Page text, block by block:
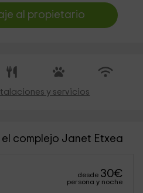
al propietario
y servicios
complejo Janet Etxea
desde 30€
persona y noche